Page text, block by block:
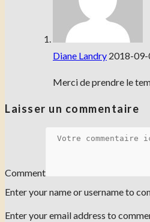
Diane Landry 2018-09-
Merci de prendre le
Laisser un commentaire
Comment
Enter your name or username to
Enter your email address to